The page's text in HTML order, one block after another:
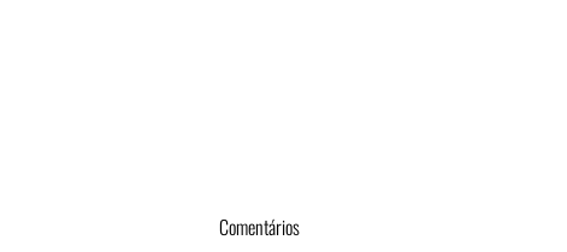
Mulheres e gênero no 8M
Comentários